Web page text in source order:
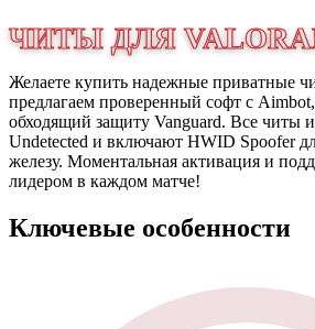
ЧИТЫ ДЛЯ
Желаете купить надежные приватные
предлагаем проверенный софт с
обходящий защиту Vanguard. Все читы
Undetected и включают HWID Spoofer
железу. Моментальная активация и
лидером в каждом матче!
Ключевые особенности